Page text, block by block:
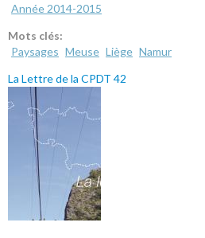
Année 2014-2015
Mots clés:
Paysages Meuse Liège Namur
La Lettre de la CPDT 42